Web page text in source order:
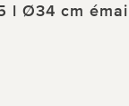
Ø34 cm